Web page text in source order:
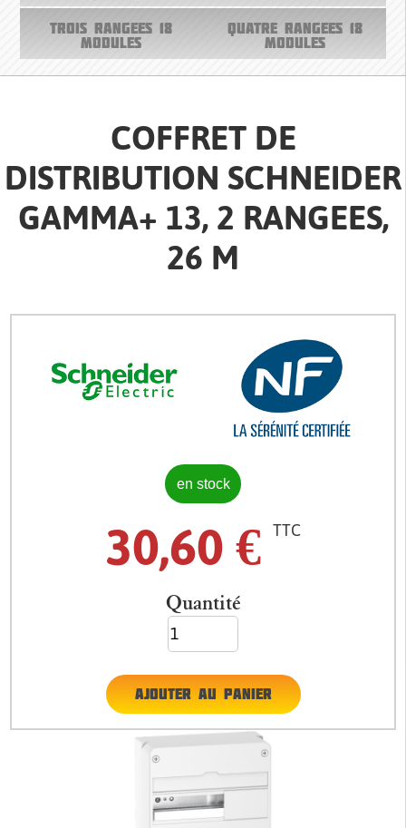
TROIS RANGEES 18
MODULES
QUATRE RANGEES 18
MODULES
COFFRET DE
DISTRIBUTION SCHNEIDER
GAMMA+ 13, 2 RANGEES,
26 M
en stock
30,60 € TTC
Quantité